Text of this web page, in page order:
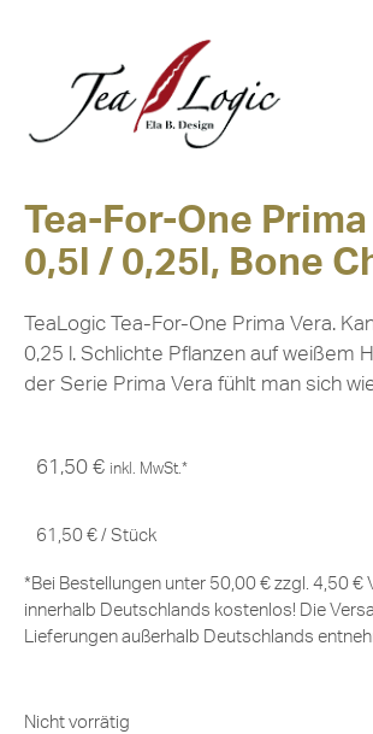
Tea-For-One Prima
0,5l / 0,25l, Bone
TeaLogic Tea-For-One Prima Vera.
0,25 l. Schlichte Pflanzen auf weißem
der Serie Prima Vera fühlt man sich
61,50 € inkl. MwSt.*
61,50 € / Stück
*Bei Bestellungen unter 50,00 € zzgl. 4,50 €
innerhalb Deutschlands kostenlos! Die
Lieferungen außerhalb Deutschlands
Nicht vorrätig